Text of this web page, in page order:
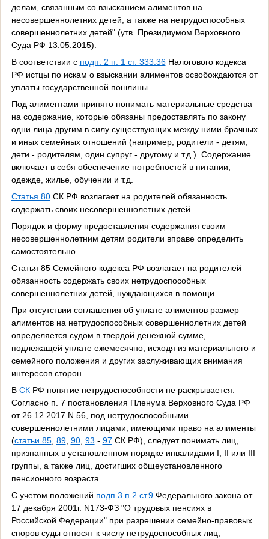
делам, связанным со взысканием алиментов на
несовершеннолетних детей, а также на нетрудоспособных
совершеннолетних детей" (утв. Президиумом Верховного
Суда РФ 13.05.2015).
В соответствии с подп. 2 п. 1 ст. 333.36Налогового кодекса
РФ истцы по искам о взыскании алиментов освобождаются от
уплаты государственной пошлины.
Под алиментами принято понимать материальные средства
на содержание, которые обязаны предоставлять по закону
одни лица другим в силу существующих между ними брачных
и иных семейных отношений (например, родители - детям,
дети - родителям, один супруг - другому и т.д.). Содержание
включает в себя обеспечение потребностей в питании,
одежде, жилье, обучении и т.д.
Статья 80СК РФ возлагает на родителей обязанность
содержать своих несовершеннолетних детей.
Порядок и форму предоставления содержания своим
несовершеннолетним детям родители вправе определить
самостоятельно.
Статья 85 Семейного кодекса РФ возлагает на родителей
обязанность содержать своих нетрудоспособных
совершеннолетних детей, нуждающихся в помощи.
При отсутствии соглашения об уплате алиментов размер
алиментов на нетрудоспособных совершеннолетних детей
определяется судом в твердой денежной сумме,
подлежащей уплате ежемесячно, исходя из материального и
семейного положения и других заслуживающих внимания
интересов сторон.
В СКРФ понятие нетрудоспособности не раскрывается.
Согласно п. 7 постановления Пленума Верховного Суда РФ
от 26.12.2017 N 56, под нетрудоспособными
совершеннолетними лицами, имеющими право на алименты
(статьи 85, 89, 90, 93 - 97 СК РФ), следует понимать лиц,
признанных в установленном порядке инвалидами I, II или III
группы, а также лиц, достигших общеустановленного
пенсионного возраста.
С учетом положений подп.3 п.2 ст.9Федерального закона от
17 декабря 2001г. N173-ФЗ "О трудовых пенсиях в
Российской Федерации" при разрешении семейно-правовых
споров суды относят к числу нетрудоспособных лиц,